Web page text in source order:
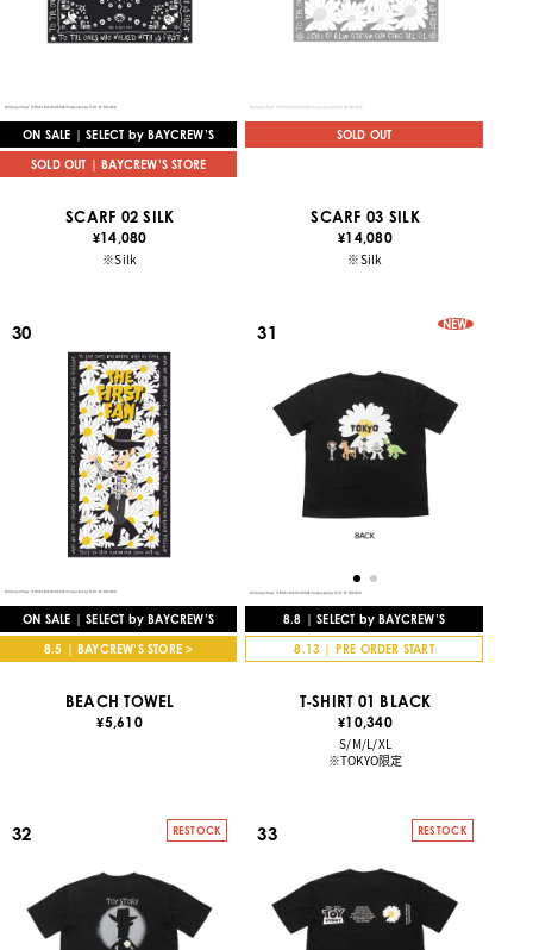
ON SALE | SELECT by BAYCREW’S
SOLD OUT | BAYCREW’S STORE
SCARF 02 SILK
¥14,080
※Silk
SOLD OUT
SCARF 03 SILK
¥14,080
※Silk
30
ON SALE | SELECT by BAYCREW’S
8.5 | BAYCREW’S STORE >
BEACH TOWEL
¥5,610
31 NEW
8.8 | SELECT by BAYCREW’S
8.13 | PRE ORDER START
T-SHIRT 01 BLACK
¥10,340
S/M/L/XL
※TOKYO限定
32 RESTOCK 33 RESTOCK